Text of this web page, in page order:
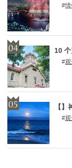
10
观
【
观